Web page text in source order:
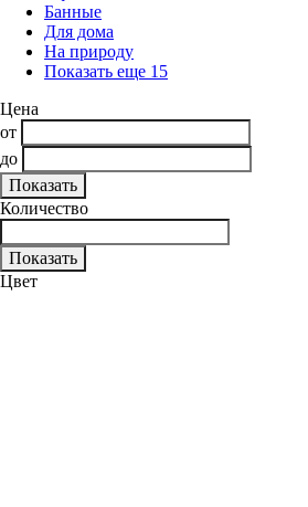
Банные
Для дома
На природу
Показать еще 15
Цена
от
до
Количество
Цвет